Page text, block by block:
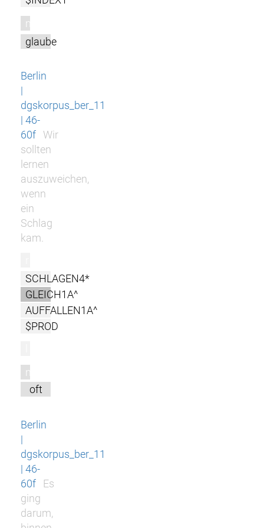
m
glaube
Berlin
|
dgskorpus_ber_11
| 46-
60f
Wir
sollten
lernen
auszuweichen,
wenn
ein
Schlag
kam.
SCHLAGEN4*
GLEICH1A^
AUFFALLEN1A^
$PROD
m
oft
Berlin
|
dgskorpus_ber_11
| 46-
60f
Es
ging
darum,